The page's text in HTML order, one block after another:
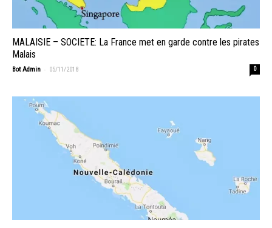
MALAISIE – SOCIETE: La France met en garde contre les pirates
Malais
Bot Admin - 05/11/2018 0